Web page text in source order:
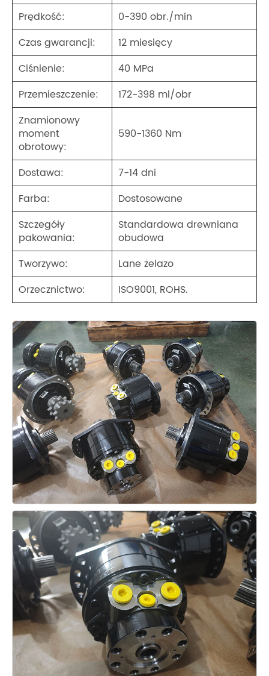
Prędkość:
0-390 obr./min
Czas gwarancji:
12 miesięcy
Ciśnienie:
40 MPa
Przemieszczenie:
172-398 ml/obr
Znamionowy
moment
obrotowy:
590-1360 Nm
Dostawa:
7-14 dni
Farba:
Dostosowane
Szczegóły
pakowania:
Standardowa drewniana
obudowa
Tworzywo:
Lane żelazo
Orzecznictwo:
ISO9001, ROHS.